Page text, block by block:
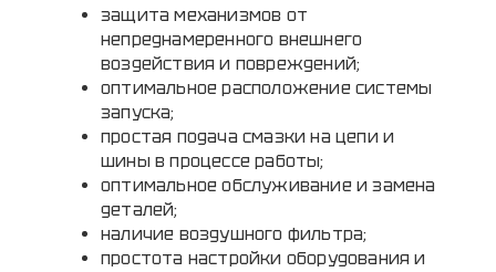
защита механизмов от
непреднамеренного внешнего
воздействия и повреждений;
оптимальное расположение системы
запуска;
простая подача смазки на цепи и
шины в процессе работы;
оптимальное обслуживание и замена
деталей;
наличие воздушного фильтра;
простота настройки оборудования и